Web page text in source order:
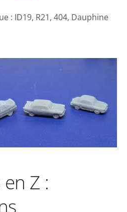
: ID19, R21, 404, Dauphine
Z :